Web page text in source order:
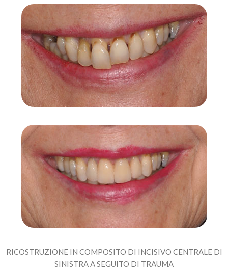
RICOSTRUZIONE IN COMPOSITO DI INCISIVO CENTRALE DI
SINISTRA A SEGUITO DI TRAUMA